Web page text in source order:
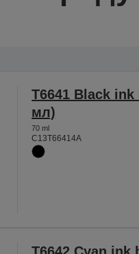
T6641 Black
мл)
70 ml
C13T66414A